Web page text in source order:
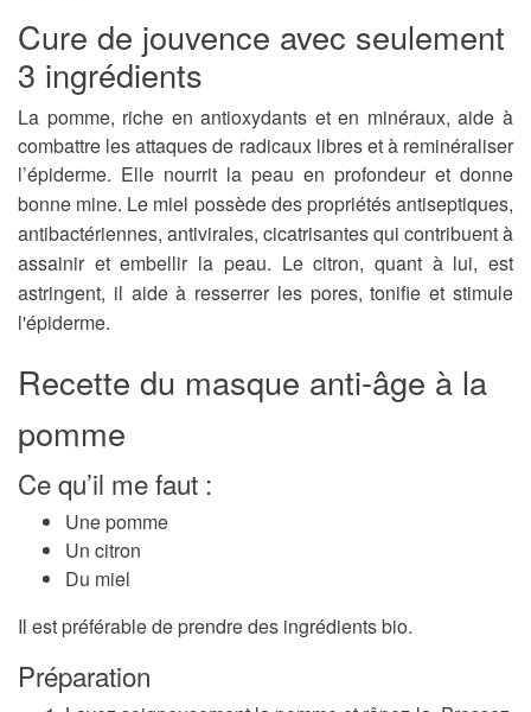
Cure de jouvence avec seulement
3 ingrédients
La pomme, riche en antioxydants et en minéraux, aide à
combattre les attaques de radicaux libres et à reminéraliser
l’épiderme. Elle nourrit la peau en profondeur et donne
bonne mine. Le miel possède des propriétés antiseptiques,
antibactériennes, antivirales, cicatrisantes qui contribuent à
assainir et embellir la peau. Le citron, quant à lui, est
astringent, il aide à resserrer les pores, tonifie et stimule
l'épiderme.
Recette du masque anti-âge à la
pomme
Ce qu’il me faut :
Une pomme
Un citron
Du miel
Il est préférable de prendre des ingrédients bio.
Préparation